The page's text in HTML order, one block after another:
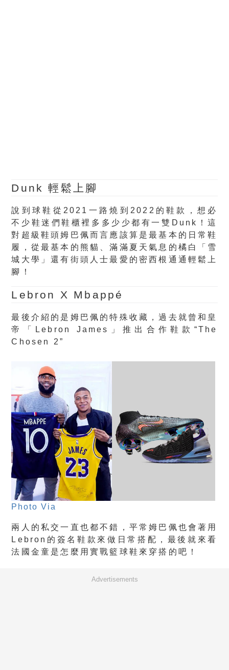
Dunk 輕鬆上腳
說到球鞋從2021一路燒到2022的鞋款，想必
不少鞋迷們鞋櫃裡多多少少都有一雙Dunk！這
對超級鞋頭姆巴佩而言應該算是最基本的日常鞋
履，從最基本的熊貓、滿滿夏天氣息的橘白「雪
城大學」還有街頭人士最愛的密西根通通輕鬆上
腳！
Lebron X Mbappé
最後介紹的是姆巴佩的特殊收藏，過去就曾和皇
帝「Lebron James」推出合作鞋款“The
Chosen 2”
Photo Via
兩人的私交一直也都不錯，平常姆巴佩也會著用
Lebron的簽名鞋款來做日常搭配，最後就來看
法國金童是怎麼用實戰籃球鞋來穿搭的吧！
Advertisements